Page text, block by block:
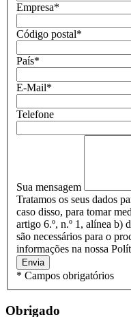
Empresa*
Código postal*
País*
E-Mail*
Telefone
Sua mensagem
Tratamos os seus dados
caso disso, para tomar
artigo 6.º, n.º 1, alínea b)
são necessários para o
informações na nossa
Envia
* Campos obrigatórios
Obrigado